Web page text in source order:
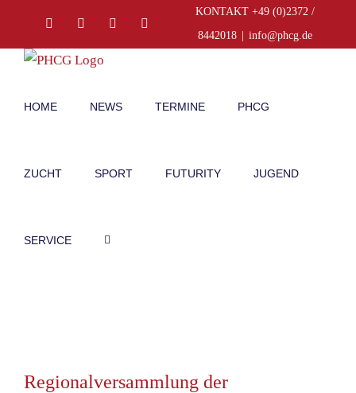
springen
FacebookInstagram
KONTAKT +49 (0)2372 /
8442018
info@phcg.de
HOME NEWS TERMINE PHCG
ZUCHT SPORT FUTURITY JUGEND
SERVICE
Regionalversammlung der